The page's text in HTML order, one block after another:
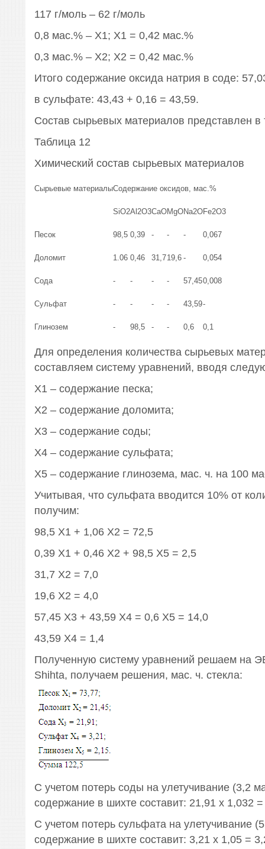
117 г/моль – 62 г/моль
0,8 мас.% – Х1; Х1 = 0,42 мас.%
0,3 мас.% – Х2; Х2 = 0,42 мас.%
Итого содержание оксида натрия в соде:
в сульфате: 43,43 + 0,16 = 43,59.
Состав сырьевых материалов представлен в
Таблица 12
Химический состав сырьевых материалов
Сырьевые материалыСодержание оксидов, мас.%
SiO2Al2O3CaOMgONa2OFe2O3
Песок 98,5 0,39 - - - 0,067
Доломит 1.06 0,46 31,719,6 - 0,054
Сода - - - - 57,450,008
Сульфат - - - - 43,59-
Глинозем - 98,5 - - 0,6 0,1
Для определения количества сырьевых
составляем систему уравнений, вводя
Х1 – содержание песка;
Х2 – содержание доломита;
Х3 – содержание соды;
Х4 – содержание сульфата;
Х5 – содержание глинозема, мас. ч. на 100
Учитывая, что сульфата вводится 10% от
получим:
98,5 Х1 + 1,06 Х2 = 72,5
0,39 Х1 + 0,46 Х2 + 98,5 Х5 = 2,5
31,7 Х2 = 7,0
19,6 Х2 = 4,0
57,45 Х3 + 43,59 Х4 = 0,6 Х5 = 14,0
43,59 Х4 = 1,4
Полученную систему уравнений решаем на
Shihta, получаем решения, мас. ч. стекла:
С учетом потерь соды на улетучивание (3,2
содержание в шихте составит: 21,91 х 1,032
С учетом потерь сульфата на улетучивание
содержание в шихте составит: 3,21 х 1,05 =